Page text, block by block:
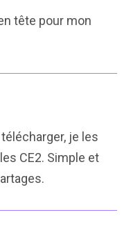
tête pour mon
je les
CE2. Simple et